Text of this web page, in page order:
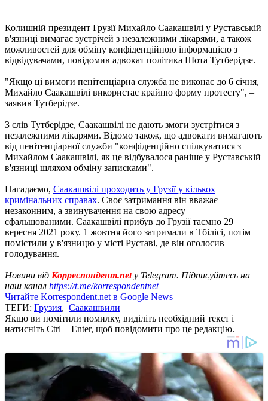
Колишній президент Грузії Михайло Саакашвілі у Руставській
в'язниці вимагає зустрічей з незалежними лікарями, а також
можливостей для обміну конфіденційною інформацією з
відвідувачами, повідомив адвокат політика Шота Тутберідзе.
"Якщо ці вимоги пенітенціарна служба не виконає до 6 січня,
Михайло Саакашвілі використає крайню форму протесту", –
заявив Тутберідзе.
З слів Тутберідзе, Саакашвілі не дають змоги зустрітися з
незалежними лікарями. Відомо також, що адвокати вимагають
від пенітенціарної служби "конфіденційно спілкуватися з
Михайлом Саакашвілі, як це відбувалося раніше у Руставській
в'язниці шляхом обміну записками".
Нагадаємо, Саакашвілі проходить у Грузії у кількох
кримінальних справах. Своє затримання він вважає
незаконним, а звинувачення на свою адресу –
сфальшованими. Саакашвілі прибув до Грузії таємно 29
вересня 2021 року. 1 жовтня його затримали в Тбілісі, потім
помістили у в'язницю у місті Руставі, де він оголосив
голодування.
Новини від Корреспондент.netу Telegram. Підписуйтесь на
наш канал https://t.me/korrespondentnet
Читайте Korrespondent.net в Google News
ТЕГИ: Грузия, Саакашвили
Якщо ви помітили помилку, виділіть необхідний текст і
натисніть Ctrl + Enter, щоб повідомити про це редакцію.